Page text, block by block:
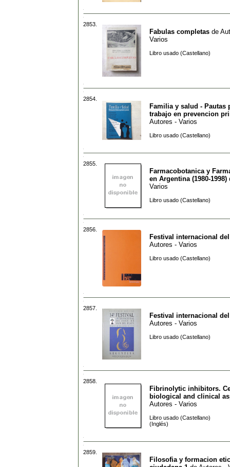
2853.
Fabulas completas de
Varios
Libro usado (Castellano)
2854.
Familia y salud - Pautas
trabajo en prevencion
Autores - Varios
Libro usado (Castellano)
2855.
Farmacobotanica y
en Argentina (1980-1998)
Varios
Libro usado (Castellano)
2856.
Festival internacional
Autores - Varios
Libro usado (Castellano)
2857.
Festival internacional
Autores - Varios
Libro usado (Castellano)
2858.
Fibrinolytic inhibitors.
biological and clinical
Autores - Varios
Libro usado (Castellano)
(Inglés)
2859.
Filosofia y formacion